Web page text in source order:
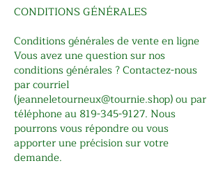
CONDITIONS GÉNÉRALES
Conditions générales de vente en ligne
Vous avez une question sur nos
conditions générales ? Contactez-nous
par courriel
(jeanneletourneux@tournie.shop) ou par
téléphone au 819-345-9127. Nous
pourrons vous répondre ou vous
apporter une précision sur votre
demande.